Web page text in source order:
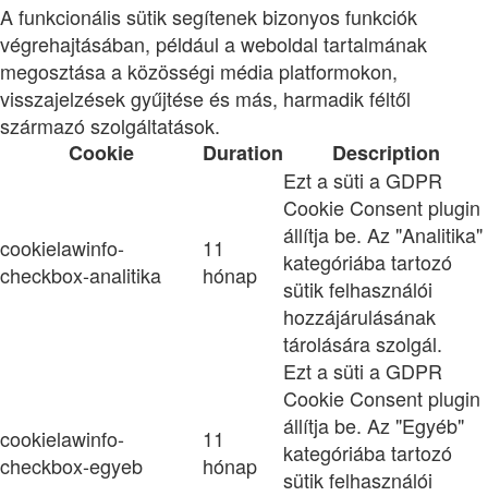
A funkcionális sütik segítenek bizonyos funkciók
végrehajtásában, például a weboldal tartalmának
megosztása a közösségi média platformokon,
visszajelzések gyűjtése és más, harmadik féltől
származó szolgáltatások.
Cookie
Duration Description
cookielawinfo-
checkbox-analitika
11
hónap
Ezt a süti a GDPR
Cookie Consent plugin
állítja be. Az "Analitika"
kategóriába tartozó
sütik felhasználói
hozzájárulásának
tárolására szolgál.
cookielawinfo-
checkbox-egyeb
11
hónap
Ezt a süti a GDPR
Cookie Consent plugin
állítja be. Az "Egyéb"
kategóriába tartozó
sütik felhasználói